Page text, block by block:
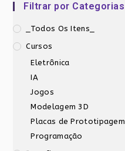
Filtrar por Categorias
_Todos Os Itens_
Cursos
Eletrônica
IA
Jogos
Modelagem 3D
Placas de Prototipagem
Programação